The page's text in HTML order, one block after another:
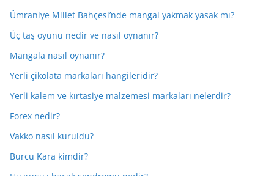
Ümraniye Millet Bahçesi’nde mangal yakmak yasak mı?
Üç taş oyunu nedir ve nasıl oynanır?
Mangala nasıl oynanır?
Yerli çikolata markaları hangileridir?
Yerli kalem ve kırtasiye malzemesi markaları nelerdir?
Forex nedir?
Vakko nasıl kuruldu?
Burcu Kara kimdir?